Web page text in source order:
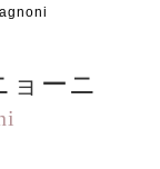
ョーニ